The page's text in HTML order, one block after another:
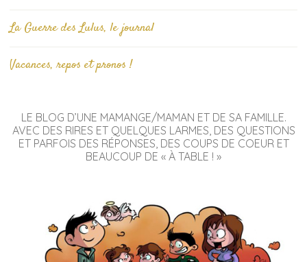
La Guerre des Lulus, le journal
Vacances, repos et pronos !
LE BLOG D’UNE MAMANGE/MAMAN ET DE SA FAMILLE.
AVEC DES RIRES ET QUELQUES LARMES, DES QUESTIONS
ET PARFOIS DES RÉPONSES, DES COUPS DE COEUR ET
BEAUCOUP DE « À TABLE ! »